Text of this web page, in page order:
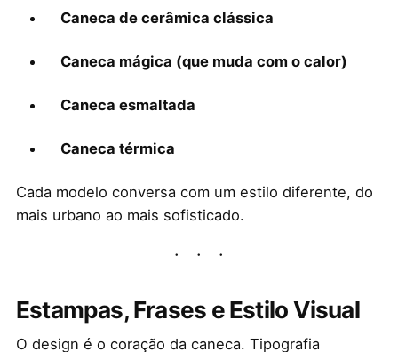
Caneca de cerâmica clássica
Caneca mágica (que muda com o calor)
Caneca esmaltada
Caneca térmica
Cada modelo conversa com um estilo diferente, do
mais urbano ao mais sofisticado.
Estampas, Frases e Estilo Visual
O design é o coração da caneca. Tipografia